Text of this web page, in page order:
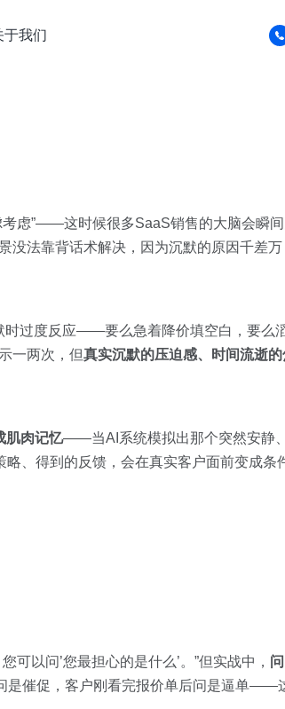
于我们
考虑”——这时候很多SaaS销售的大脑会瞬
没法靠背话术解决，因为沉默的原因千差万
时过度反应——要么急着降价填空白，要么
一两次，但真实沉默的压迫感、时间流逝的
肌肉记忆——当AI系统模拟出那个突然安静
、得到的反馈，会在真实客户面前变成条
以问’您最担心的是什么’。”但实战中，
是催促，客户刚看完报价单后问是逼单——